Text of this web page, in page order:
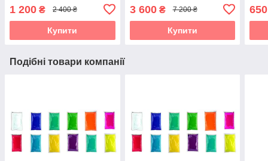
1 200 ₴ 2 400 ₴
Купити
3 600₴ 7 200 ₴
Купити
650
Подібні товари компанії